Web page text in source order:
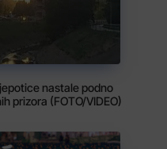
nastale podno
prizora (FOTO/VIDEO)